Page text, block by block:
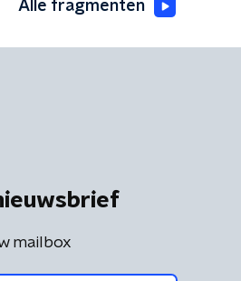
Alle fragmenten
mailbox